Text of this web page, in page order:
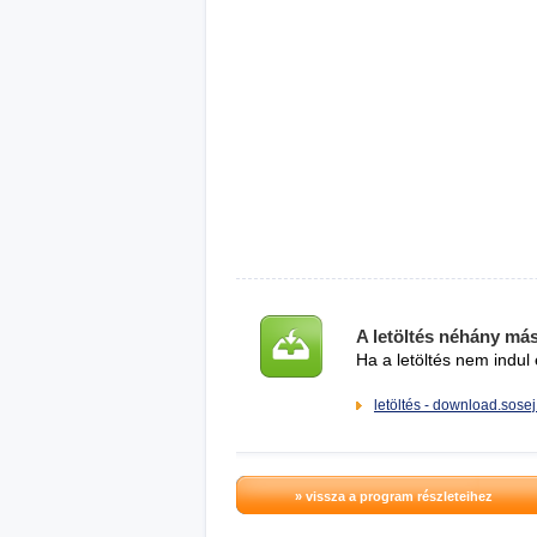
A letöltés néhány
Ha a letöltés nem
letöltés -
» vissza a program részleteihez